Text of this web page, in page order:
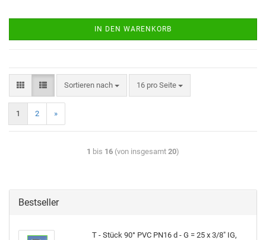
IN DEN WARENKORB
Sortieren nach 16 pro Seite
1 2 »
1 bis 16 (von insgesamt 20)
Bestseller
T - Stück 90° PVC PN16 d - G = 25 x 3/8" IG,